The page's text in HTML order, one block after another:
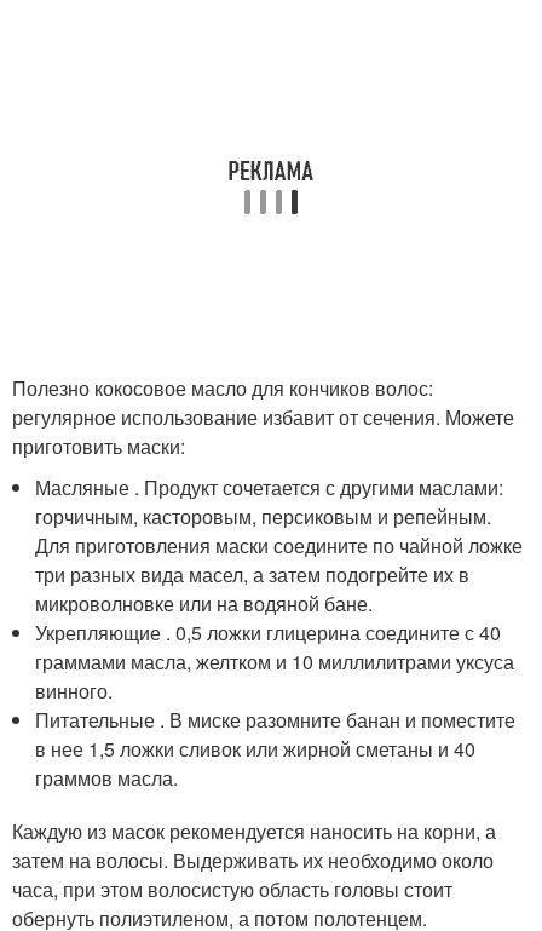
Полезно кокосовое масло для кончиков волос:
регулярное использование избавит от сечения. Можете
приготовить маски:
Масляные . Продукт сочетается с другими маслами:
горчичным, касторовым, персиковым и репейным.
Для приготовления маски соедините по чайной ложке
три разных вида масел, а затем подогрейте их в
микроволновке или на водяной бане.
Укрепляющие . 0,5 ложки глицерина соедините с 40
граммами масла, желтком и 10 миллилитрами уксуса
винного.
Питательные . В миске разомните банан и поместите
в нее 1,5 ложки сливок или жирной сметаны и 40
граммов масла.
Каждую из масок рекомендуется наносить на корни, а
затем на волосы. Выдерживать их необходимо около
часа, при этом волосистую область головы стоит
обернуть полиэтиленом, а потом полотенцем.